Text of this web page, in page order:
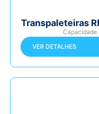
Transpaleteiras
Capacidade
VER DETALHES